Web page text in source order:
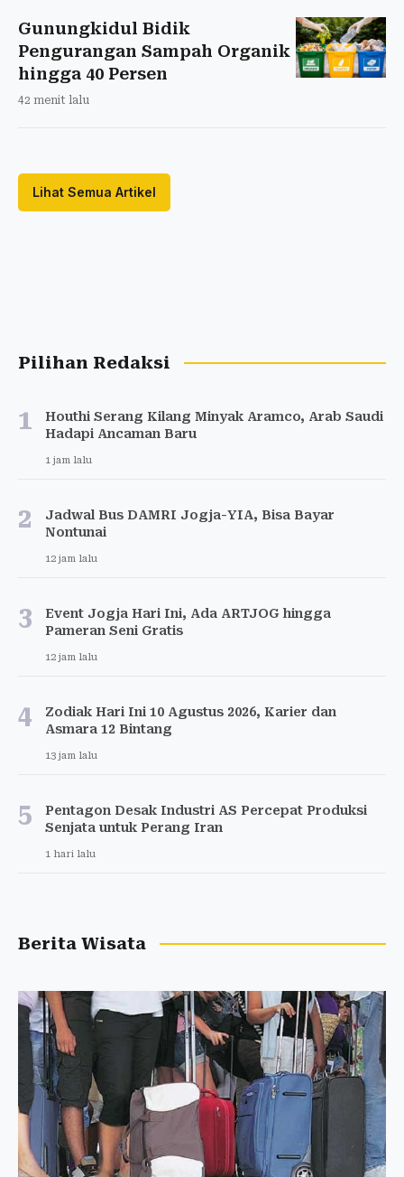
Gunungkidul Bidik
Pengurangan Sampah Organik
hingga 40 Persen
42 menit lalu
Lihat Semua Artikel
Pilihan Redaksi
1
Houthi Serang Kilang Minyak Aramco, Arab Saudi
Hadapi Ancaman Baru
1 jam lalu
2
Jadwal Bus DAMRI Jogja-YIA, Bisa Bayar
Nontunai
12 jam lalu
3
Event Jogja Hari Ini, Ada ARTJOG hingga
Pameran Seni Gratis
12 jam lalu
4
Zodiak Hari Ini 10 Agustus 2026, Karier dan
Asmara 12 Bintang
13 jam lalu
5
Pentagon Desak Industri AS Percepat Produksi
Senjata untuk Perang Iran
1 hari lalu
Berita Wisata